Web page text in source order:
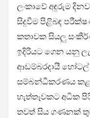
ලංකාවේ අඳුරුම
සිදුවීම පිළිබඳ
කතාවක සියලු
ඉදිරියට ගෙන යනු
ආඩම්බරදායී
සම්බන්ධීකරණය කළ
හැත්තෑවකට අධික
තවත් සිය ගණනක්